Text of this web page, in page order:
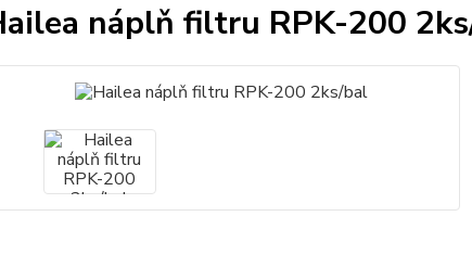
náplň filtru RPK-200